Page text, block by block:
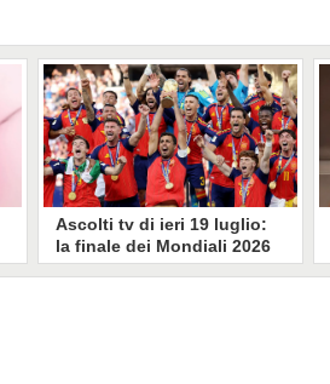
Ascolti tv di ieri 19 luglio:
la finale dei Mondiali 2026
Spagna-Argentina